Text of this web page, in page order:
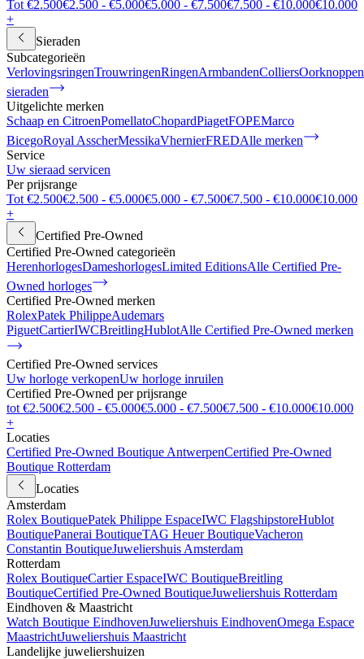
Tot €2.500€2.500 - €5.000€5.000 - €7.500€7.500 - €10.000€10.000
+
Sieraden
Subcategorieën
VerlovingsringenTrouwringenRingenArmbandenColliersOorknoppen
sieraden
Uitgelichte merken
Schaap en CitroenPomellatoChopardPiagetFOPEMarco
BicegoRoyal AsscherMessikaVhernierFREDAlle merken
Service
Uw sieraad servicen
Per prijsrange
Tot €2.500€2.500 - €5.000€5.000 - €7.500€7.500 - €10.000€10.000
+
Certified Pre-Owned
Certified Pre-Owned categorieën
HerenhorlogesDameshorlogesLimited EditionsAlle Certified Pre-
Owned horloges
Certified Pre-Owned merken
RolexPatek PhilippeAudemars
PiguetCartierIWCBreitlingHublotAlle Certified Pre-Owned merken
Certified Pre-Owned services
Uw horloge verkopenUw horloge inruilen
Certified Pre-Owned per prijsrange
tot €2.500€2.500 - €5.000€5.000 - €7.500€7.500 - €10.000€10.000
+
Locaties
Certified Pre-Owned Boutique AntwerpenCertified Pre-Owned
Boutique Rotterdam
Locaties
Amsterdam
Rolex BoutiquePatek Philippe EspaceIWC FlagshipstoreHublot
BoutiquePanerai BoutiqueTAG Heuer BoutiqueVacheron
Constantin BoutiqueJuweliershuis Amsterdam
Rotterdam
Rolex BoutiqueCartier EspaceIWC BoutiqueBreitling
BoutiqueCertified Pre-Owned BoutiqueJuweliershuis Rotterdam
Eindhoven & Maastricht
Watch Boutique EindhovenJuweliershuis EindhovenOmega Espace
MaastrichtJuweliershuis Maastricht
Landelijke juweliershuizen